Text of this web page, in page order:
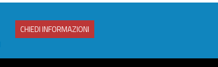
CHIEDI INFORMAZIONI